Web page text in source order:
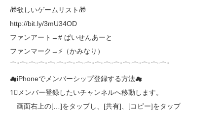
🎁欲しいゲームリスト🎁
http://bit.ly/3mU34OD
ファンアート→# ぱいせんあーと
ファンマーク→⚡（かみなり）
⌒¨⌒¨⌒¨⌒¨⌒¨⌒¨⌒¨⌒¨⌒¨⌒¨⌒¨⌒¨⌒¨⌒¨⌒¨⌒¨⌒¨
☁iPhoneでメンバーシップ登録する方法☁
1⃣メンバー登録したいチャンネルへ移動します。
画面右上の[…]をタップし、[共有]、[コピー]をタップ